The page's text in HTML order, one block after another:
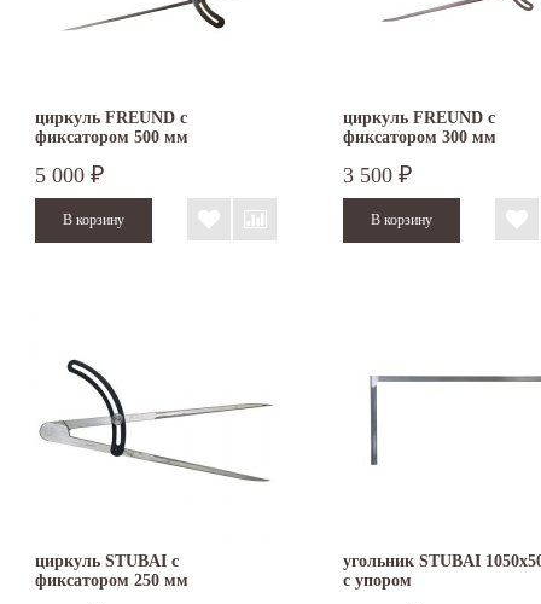
циркуль FREUND с
фиксатором 500 мм
5 000 ₽
циркуль FREUND с
фиксатором 300 мм
3 500 ₽
циркуль STUBAI с
фиксатором 250 мм
угольник STUBAI
с упором